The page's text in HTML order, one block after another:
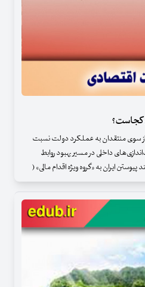
کجاست؟
سوی منتقدان به عملکرد دولت نسبت
داخلی در مسیر بهبود روابط
ایران به «گروه ویژه اقدام مالی» (